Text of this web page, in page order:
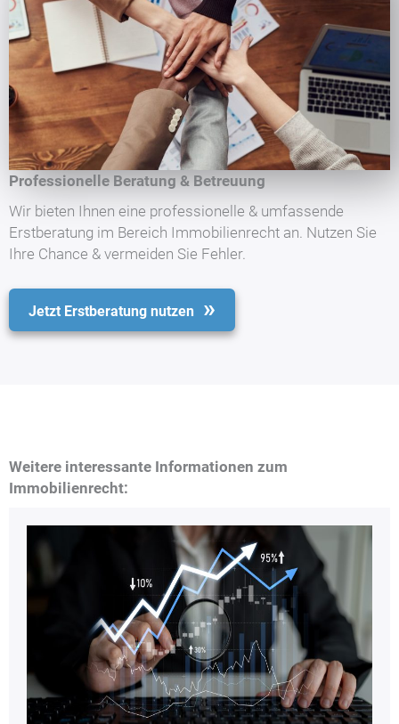
Professionelle Beratung & Betreuung
Wir bieten Ihnen eine professionelle & umfassende
Erstberatung im Bereich Immobilienrecht an. Nutzen Sie
Ihre Chance & vermeiden Sie Fehler.
Jetzt Erstberatung nutzen
Weitere interessante Informationen zum
Immobilienrecht: